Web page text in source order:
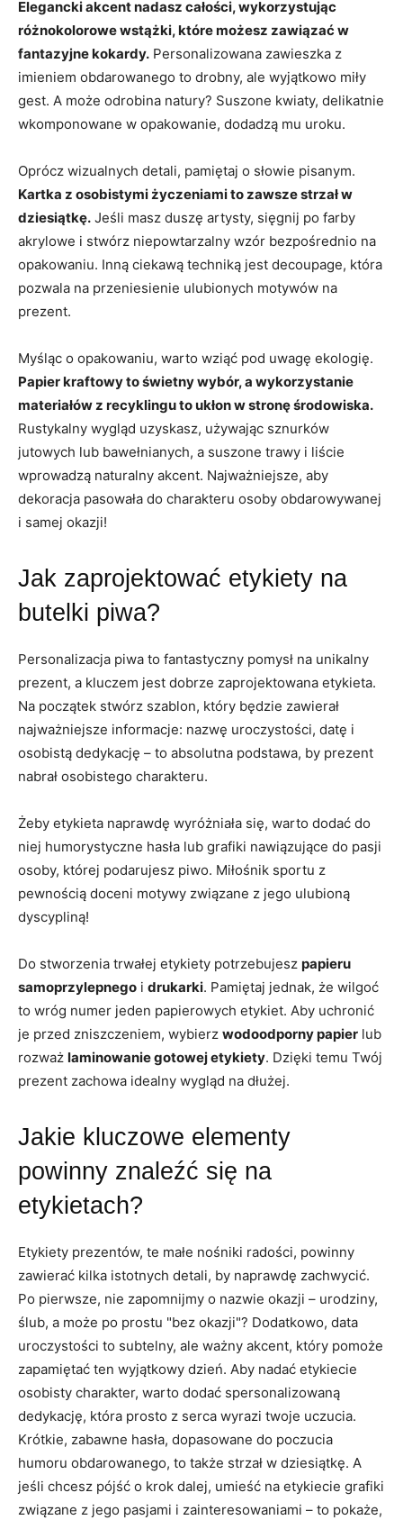
Elegancki akcent nadasz całości, wykorzystując
różnokolorowe wstążki, które możesz zawiązać w
fantazyjne kokardy. Personalizowana zawieszka z
imieniem obdarowanego to drobny, ale wyjątkowo miły
gest. A może odrobina natury? Suszone kwiaty, delikatnie
wkomponowane w opakowanie, dodadzą mu uroku.
Oprócz wizualnych detali, pamiętaj o słowie pisanym.
Kartka z osobistymi życzeniami to zawsze strzał w
dziesiątkę. Jeśli masz duszę artysty, sięgnij po farby
akrylowe i stwórz niepowtarzalny wzór bezpośrednio na
opakowaniu. Inną ciekawą techniką jest decoupage, która
pozwala na przeniesienie ulubionych motywów na
prezent.
Myśląc o opakowaniu, warto wziąć pod uwagę ekologię.
Papier kraftowy to świetny wybór, a wykorzystanie
materiałów z recyklingu to ukłon w stronę środowiska.
Rustykalny wygląd uzyskasz, używając sznurków
jutowych lub bawełnianych, a suszone trawy i liście
wprowadzą naturalny akcent. Najważniejsze, aby
dekoracja pasowała do charakteru osoby obdarowywanej
i samej okazji!
Jak zaprojektować etykiety na
butelki piwa?
Personalizacja piwa to fantastyczny pomysł na unikalny
prezent, a kluczem jest dobrze zaprojektowana etykieta.
Na początek stwórz szablon, który będzie zawierał
najważniejsze informacje: nazwę uroczystości, datę i
osobistą dedykację – to absolutna podstawa, by prezent
nabrał osobistego charakteru.
Żeby etykieta naprawdę wyróżniała się, warto dodać do
niej humorystyczne hasła lub grafiki nawiązujące do pasji
osoby, której podarujesz piwo. Miłośnik sportu z
pewnością doceni motywy związane z jego ulubioną
dyscypliną!
Do stworzenia trwałej etykiety potrzebujesz papieru
samoprzylepnego i drukarki. Pamiętaj jednak, że wilgoć
to wróg numer jeden papierowych etykiet. Aby uchronić
je przed zniszczeniem, wybierz wodoodporny papier lub
rozważ laminowanie gotowej etykiety. Dzięki temu Twój
prezent zachowa idealny wygląd na dłużej.
Jakie kluczowe elementy
powinny znaleźć się na
etykietach?
Etykiety prezentów, te małe nośniki radości, powinny
zawierać kilka istotnych detali, by naprawdę zachwycić.
Po pierwsze, nie zapomnijmy o nazwie okazji – urodziny,
ślub, a może po prostu "bez okazji"? Dodatkowo, data
uroczystości to subtelny, ale ważny akcent, który pomoże
zapamiętać ten wyjątkowy dzień. Aby nadać etykiecie
osobisty charakter, warto dodać spersonalizowaną
dedykację, która prosto z serca wyrazi twoje uczucia.
Krótkie, zabawne hasła, dopasowane do poczucia
humoru obdarowanego, to także strzał w dziesiątkę. A
jeśli chcesz pójść o krok dalej, umieść na etykiecie grafiki
związane z jego pasjami i zainteresowaniami – to pokaże,